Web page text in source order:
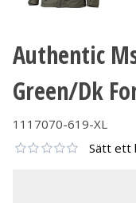
Authentic
Green/Dk
1117070-619-XL
Sätt ett